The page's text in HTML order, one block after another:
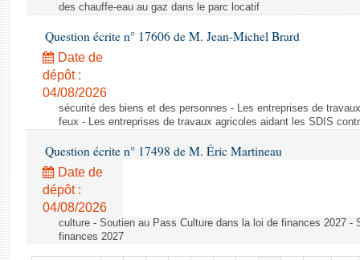
des chauffe-eau au gaz dans le parc locatif
Question écrite n° 17606 de M. Jean-Michel Brard
Date de
dépôt :
04/08/2026
sécurité des biens et des personnes - Les entreprises de
feux - Les entreprises de travaux agricoles aidant les SDIS
Question écrite n° 17498 de M. Éric Martineau
Date de
dépôt :
04/08/2026
culture - Soutien au Pass Culture dans la loi de finances 2027 -
finances 2027